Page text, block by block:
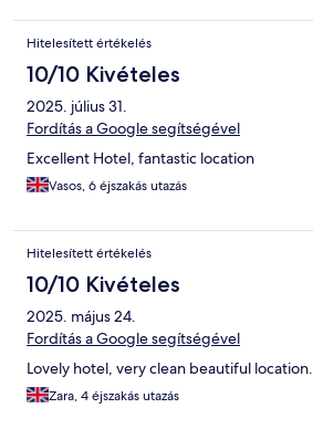
Hitelesített értékelés
10/10 Kivételes
2025. július 31.
Fordítás a Google segítségével
Excellent Hotel, fantastic location
Vasos, 6 éjszakás utazás
Hitelesített értékelés
10/10 Kivételes
2025. május 24.
Fordítás a Google segítségével
Lovely hotel, very clean beautiful location.
Zara, 4 éjszakás utazás